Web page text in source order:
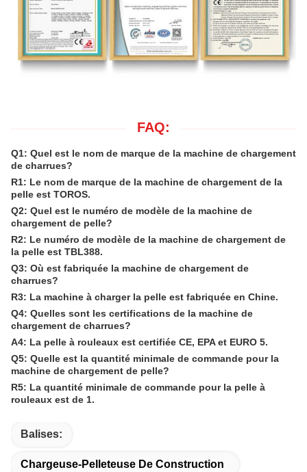
FAQ:
Q1: Quel est le nom de marque de la machine de chargement
de charrues?
R1: Le nom de marque de la machine de chargement de la
pelle est TOROS.
Q2: Quel est le numéro de modèle de la machine de
chargement de pelle?
R2: Le numéro de modèle de la machine de chargement de
la pelle est TBL388.
Q3: Où est fabriquée la machine de chargement de
charrues?
R3: La machine à charger la pelle est fabriquée en Chine.
Q4: Quelles sont les certifications de la machine de
chargement de charrues?
A4: La pelle à rouleaux est certifiée CE, EPA et EURO 5.
Q5: Quelle est la quantité minimale de commande pour la
machine de chargement de pelle?
R5: La quantité minimale de commande pour la pelle à
rouleaux est de 1.
Balises:
Chargeuse-Pelleteuse De Construction